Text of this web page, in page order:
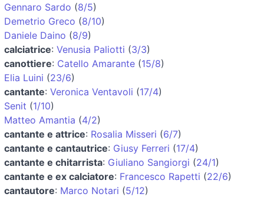
Gennaro Sardo (8/5)
Demetrio Greco (8/10)
Daniele Daino (8/9)
calciatrice: Venusia Paliotti (3/3)
canottiere: Catello Amarante (15/8)
Elia Luini (23/6)
cantante: Veronica Ventavoli (17/4)
Senit (1/10)
Matteo Amantia (4/2)
cantante e attrice: Rosalia Misseri (6/7)
cantante e cantautrice: Giusy Ferreri (17/4)
cantante e chitarrista: Giuliano Sangiorgi (24/1)
cantante e ex calciatore: Francesco Rapetti (22/6)
cantautore: Marco Notari (5/12)